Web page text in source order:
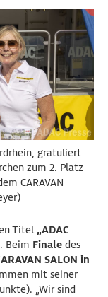
gratuliert
zum 2. Platz
CARAVAN
Titel „ADAC
Beim Finale des
SALON in
mit seiner
„Wir sind